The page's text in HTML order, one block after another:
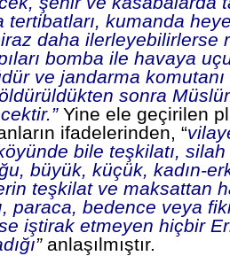
tertibatları, kumanda
daha ilerleyebilirlerse
bomba ile havaya
ve jandarma
sonra
Yine ele geçirilen
ifadelerinden, “
bile teşkilatı,
büyük, küçük, kadın-
teşkilat ve maksattan
paraca, bedence veya
iştirak etmeyen hiçbir
”anlaşılmıştır.